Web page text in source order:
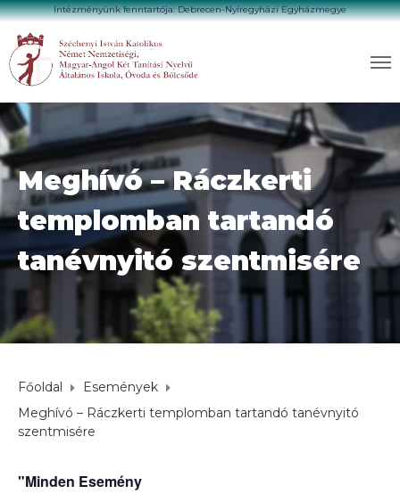
Intézményünk fenntartója: Debrecen-Nyíregyházi Egyházmegye
Meghívó – Ráczkerti
templomban tartandó
tanévnyitó szentmisére
Főoldal
Események
Meghívó – Ráczkerti templomban tartandó tanévnyitó
szentmisére
"Minden Esemény